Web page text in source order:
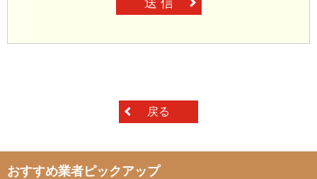
戻る
おすすめ業者ピックアップ